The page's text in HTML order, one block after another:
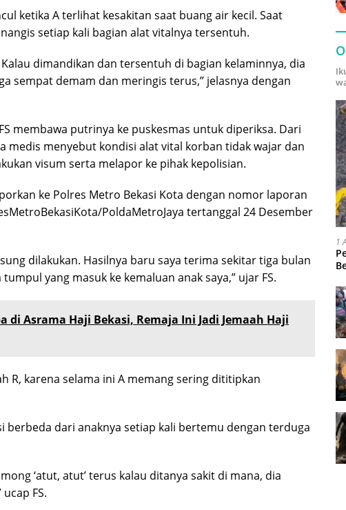
ketika A terlihat kesakitan saat buang air kecil. Saat
setiap kali bagian alat vitalnya tersentuh.
dimandikan dan tersentuh di bagian kelaminnya, dia
sempat demam dan meringis terus,” jelasnya dengan
membawa putrinya ke puskesmas untuk diperiksa. Dari
medis menyebut kondisi alat vital korban tidak wajar dan
visum serta melapor ke pihak kepolisian.
ke Polres Metro Bekasi Kota dengan nomor laporan
PoldaMetroJaya tertanggal 24 Desember
dilakukan. Hasilnya baru saya terima sekitar tiga bulan
yang masuk ke kemaluan anak saya,” ujar FS.
di Asrama Haji Bekasi, Remaja Ini Jadi Jemaah Haji
R, karena selama ini A memang sering dititipkan
berbeda dari anaknya setiap kali bertemu dengan terduga
‘atut, atut’ terus kalau ditanya sakit di mana, dia
FS.
1